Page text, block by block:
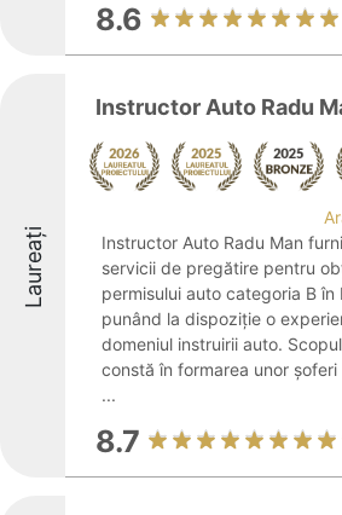
8.6
Laureați
Instructor Auto Radu
Instructor Auto Radu Man
servicii de pregătire pentru
permisului auto categoria B în
punând la dispoziție o
domeniul instruirii auto.
constă în formarea unor
...
8.7